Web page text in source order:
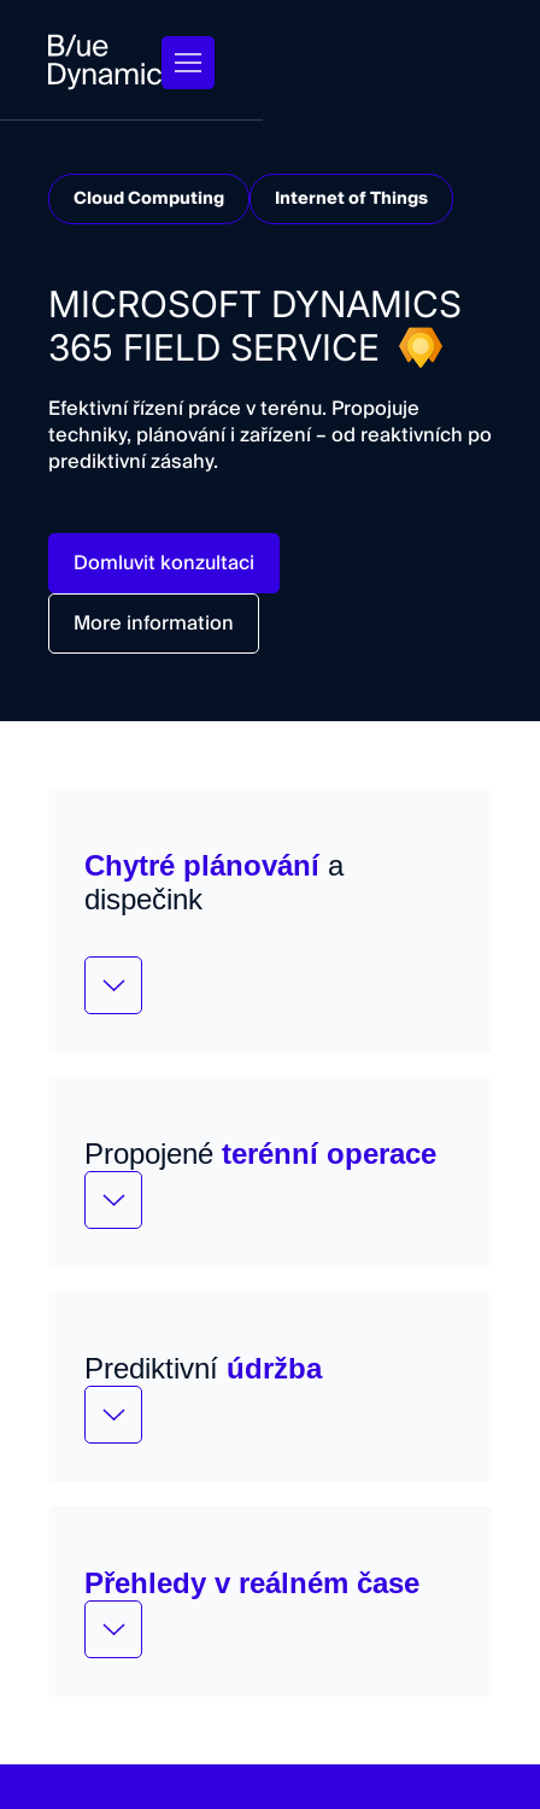
Cloud Computing Internet of Things
MICROSOFT DYNAMICS
365 FIELD SERVICE
Efektivní řízení práce v terénu. Propojuje
techniky, plánování i zařízení – od reaktivních po
prediktivní zásahy.
Domluvit konzultaci
More information
Chytré plánovánía
dispečink
Mobilní přístup k zakázkám a
zákaznickým datům přímo v terénu.
Propojené terénní operace
Mobilní přístup k servisním zakázkám a
zákaznickým datům.
Prediktivní údržba
Využití IoT a AI pro včasnou detekci
problémů, plánování údržby a omezení
neplánovaných výpadků.
Přehledy v reálném čase
Analytika pro řízení výkonu služeb,
nákladů a využití kapacit.